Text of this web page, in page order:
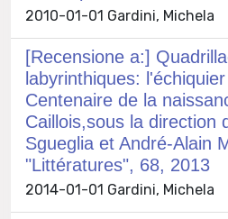
2010-01-01 Gardini, Michela
[Recensione a:]
labyrinthiques:
Centenaire de la
Caillois,sous la direction
Sgueglia et André-Alain
"Littératures", 68, 2013
2014-01-01 Gardini, Michela